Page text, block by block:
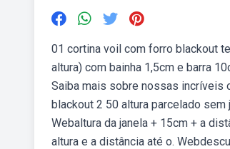
01 cortina voil com forro blackout
altura) com bainha 1,5cm e barra
Saiba mais sobre nossas incríveis
blackout 2 50 altura parcelado
Webaltura da janela + 15cm + a
altura e a distância até o.